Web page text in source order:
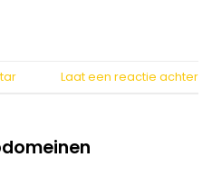
Laat een reactie achter